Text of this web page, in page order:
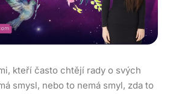
kteří často chtějí rady o svých
smysl, nebo to nemá smyl, zda to